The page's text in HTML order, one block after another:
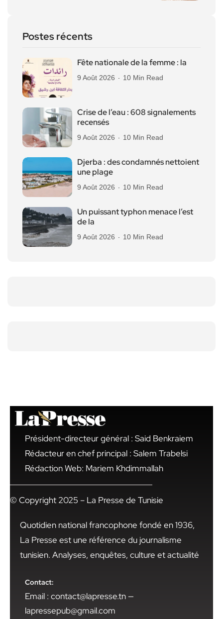
Postes récents
Fête nationale de la femme : la
9 Août 2026 10 Min Read
Crise de l’eau : 608 signalements
recensés
9 Août 2026 10 Min Read
Djerba : des condamnés nettoient
une plage
9 Août 2026 10 Min Read
Un puissant typhon menace l’est
de la
9 Août 2026 10 Min Read
Président-directeur général : Said Benkraiem
Rédacteur en chef principal : Salem Trabelsi
Rédaction Web: Mariem Khdimmallah
© Copyright 2025 – La Presse de Tunisie
Quotidien national francophone fondé en 1936,
La Presse est une référence du journalisme
tunisien. Analyses, enquêtes, culture et actualité
Contact:
Email : contact@lapresse.tn —
lapressepub@gmail.com